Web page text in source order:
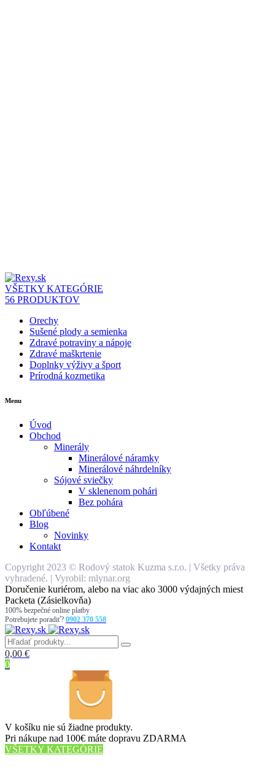
VŠETKY KATEGÓRIE
56 PRODUKTOV
Orechy
Sušené plody a semienka
Zdravé potraviny a nápoje
Zdravé maškrtenie
Doplnky výživy a šport
Prírodná kozmetika
Menu
Úvod
Obchod
Minerály
Minerálové náramky
Minerálové náhrdelníky
Sójové sviečky
V sklenenom pohári
Bez pohára
Obľúbené
Blog
Novinky
Kontakt
Copyright 2023 © Rodový statok Kuzma s.r.o. | Všetky práva
vyhradené. | Vyrobil: mlynar.org
Doručenie kuriérom, alebo na viac ako 3000 výdajných miest
Packeta (Zásielkovňa)
100% bezpečné online platby
Potrebujete poradiť? 0902 370 558
0,00 €
0
V košíku nie sú žiadne produkty.
Pri nákupe nad 100€ máte dopravu ZDARMA
VŠETKY KATEGÓRIE